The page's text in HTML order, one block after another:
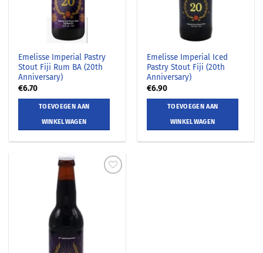
Emelisse Imperial Pastry
Stout Fiji Rum BA (20th
Anniversary)
€6.70
TOEVOEGEN AAN
WINKELWAGEN
Emelisse Imperial Iced
Pastry Stout Fiji (20th
Anniversary)
€6.90
TOEVOEGEN AAN
WINKELWAGEN